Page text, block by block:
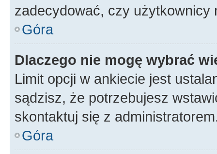
zadecydować, czy użytkownicy
Góra
Dlaczego nie mogę wybrać
Limit opcji w ankiecie jest
sądzisz, że potrzebujesz
skontaktuj się z
Góra